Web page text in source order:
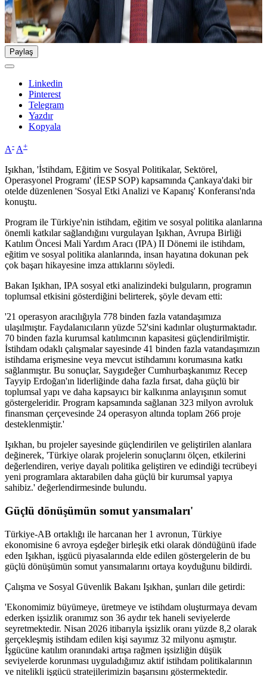
Paylaş
Linkedin
Pinterest
Telegram
Yazdır
Kopyala
A- A+
Işıkhan, 'İstihdam, Eğitim ve Sosyal Politikalar, Sektörel,
Operasyonel Programı' (İESP SOP) kapsamında Çankaya'daki bir
otelde düzenlenen 'Sosyal Etki Analizi ve Kapanış' Konferansı'nda
konuştu.
Program ile Türkiye'nin istihdam, eğitim ve sosyal politika alanlarına
önemli katkılar sağlandığını vurgulayan Işıkhan, Avrupa Birliği
Katılım Öncesi Mali Yardım Aracı (IPA) II Dönemi ile istihdam,
eğitim ve sosyal politika alanlarında, insan hayatına dokunan pek
çok başarı hikayesine imza attıklarını söyledi.
Bakan Işıkhan, IPA sosyal etki analizindeki bulguların, programın
toplumsal etkisini gösterdiğini belirterek, şöyle devam etti:
'21 operasyon aracılığıyla 778 binden fazla vatandaşımıza
ulaşılmıştır. Faydalanıcıların yüzde 52'sini kadınlar oluşturmaktadır.
70 binden fazla kurumsal katılımcının kapasitesi güçlendirilmiştir.
İstihdam odaklı çalışmalar sayesinde 41 binden fazla vatandaşımızın
istihdama erişmesine veya mevcut istihdamını korumasına katkı
sağlanmıştır. Bu sonuçlar, Saygıdeğer Cumhurbaşkanımız Recep
Tayyip Erdoğan'ın liderliğinde daha fazla fırsat, daha güçlü bir
toplumsal yapı ve daha kapsayıcı bir kalkınma anlayışının somut
göstergeleridir. Program kapsamında sağlanan 323 milyon avroluk
finansman çerçevesinde 24 operasyon altında toplam 266 proje
desteklenmiştir.'
Işıkhan, bu projeler sayesinde güçlendirilen ve geliştirilen alanlara
değinerek, 'Türkiye olarak projelerin sonuçlarını ölçen, etkilerini
değerlendiren, veriye dayalı politika geliştiren ve edindiği tecrübeyi
yeni programlara aktarabilen daha güçlü bir kurumsal yapıya
sahibiz.' değerlendirmesinde bulundu.
Güçlü dönüşümün somut yansımaları'
Türkiye-AB ortaklığı ile harcanan her 1 avronun, Türkiye
ekonomisine 6 avroya eşdeğer birleşik etki olarak döndüğünü ifade
eden Işıkhan, işgücü piyasalarında elde edilen göstergelerin de bu
güçlü dönüşümün somut yansımalarını ortaya koyduğunu bildirdi.
Çalışma ve Sosyal Güvenlik Bakanı Işıkhan, şunları dile getirdi:
'Ekonomimiz büyümeye, üretmeye ve istihdam oluşturmaya devam
ederken işsizlik oranımız son 36 aydır tek haneli seviyelerde
seyretmektedir. Nisan 2026 itibarıyla işsizlik oranı yüzde 8,2 olarak
gerçekleşmiş istihdam edilen kişi sayımız 32 milyonu aşmıştır.
İşgücüne katılım oranındaki artışa rağmen işsizliğin düşük
seviyelerde korunması uyguladığımız aktif istihdam politikalarının
ve nitelikli işgücü stratejilerimizin başarısını göstermektedir.